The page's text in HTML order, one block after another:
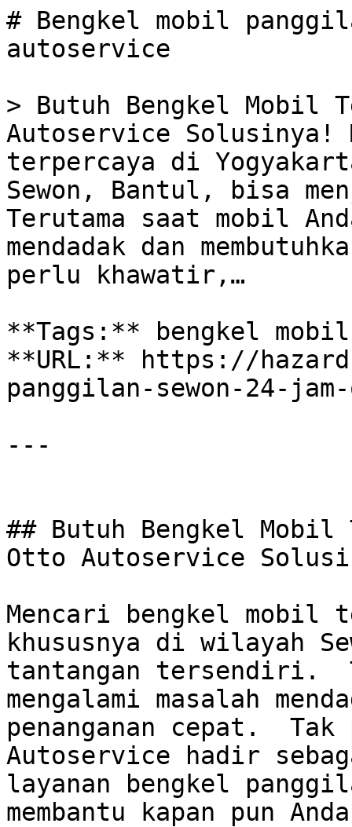
# Bengkel mobil
autoservice
> Butuh Bengkel Mobil
Autoservice Solusinya!
terpercaya di
Sewon, Bantul, bisa
Terutama saat mobil
mendadak dan
perlu khawatir,…
**Tags:** bengkel
**URL:** https://
panggilan-sewon-24-
---
## Butuh Bengkel
Otto Autoservice
Mencari bengkel mobil
khususnya di wilayah
tantangan tersendiri.
mengalami masalah
penanganan cepat.
Autoservice hadir
layanan bengkel
membantu kapan pun